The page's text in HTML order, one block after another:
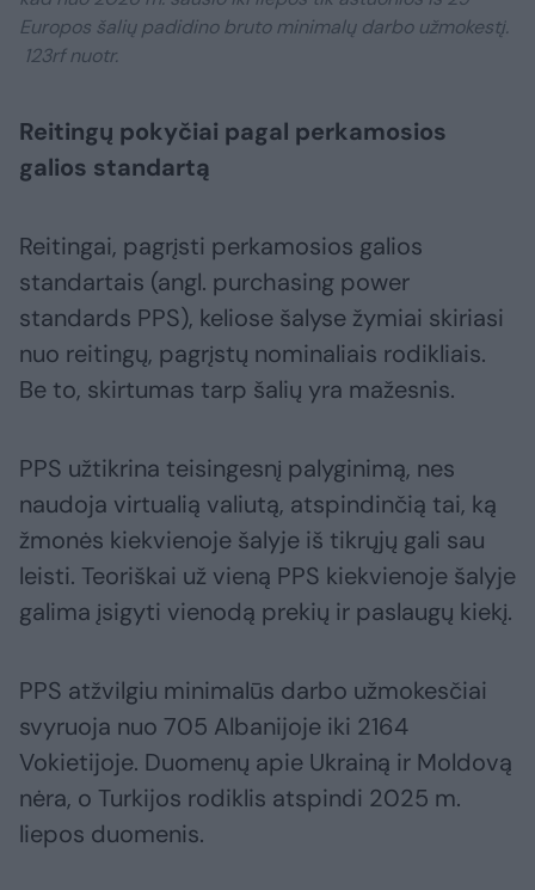
Europos šalių padidino bruto minimalų darbo užmokestį.
123rf nuotr.
Reitingų pokyčiai pagal perkamosios
galios standartą
Reitingai, pagrįsti perkamosios galios
standartais (angl. purchasing power
standards PPS), keliose šalyse žymiai skiriasi
nuo reitingų, pagrįstų nominaliais rodikliais.
Be to, skirtumas tarp šalių yra mažesnis.
PPS užtikrina teisingesnį palyginimą, nes
naudoja virtualią valiutą, atspindinčią tai, ką
žmonės kiekvienoje šalyje iš tikrųjų gali sau
leisti. Teoriškai už vieną PPS kiekvienoje šalyje
galima įsigyti vienodą prekių ir paslaugų kiekį.
PPS atžvilgiu minimalūs darbo užmokesčiai
svyruoja nuo 705 Albanijoje iki 2164
Vokietijoje. Duomenų apie Ukrainą ir Moldovą
nėra, o Turkijos rodiklis atspindi 2025 m.
liepos duomenis.